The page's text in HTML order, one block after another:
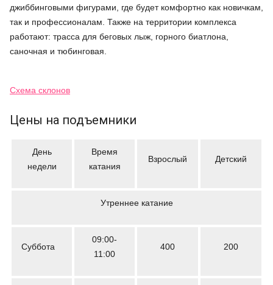
джиббинговыми фигурами, где будет комфортно как новичкам,
так и профессионалам. Также на территории комплекса
работают: трасса для беговых лыж, горного биатлона,
саночная и тюбинговая.
Схема склонов
Цены на подъемники
День
недели
Время
катания
Взрослый Детский
Утреннее катание
Суббота
09:00-
11:00
400 200